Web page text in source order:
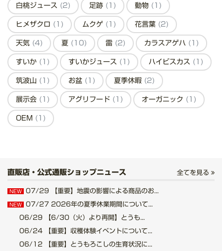
白桃ジュース (2) 足跡 (1) 動物 (1)
ヒメザクロ (1) ムクゲ (1) 花言葉 (2)
天気 (4) 夏 (10) 雷 (2) カラスアゲハ (1)
すいか (1) すいかジュース (1) ハイビスカス (1)
筑波山 (1) お盆 (1) 夏季休暇 (2)
展示会 (1) アグリフード (1) オーガニック (1)
OEM (1)
直販店・公式通販ショップニュース 全てを見る
NEW 07/29 【重要】地震の影響による商品のお...
NEW 07/27 2026年の夏季休業期間について...
06/29 【6/30（火）より再開】とうも...
06/24 【重要】収穫体験イベントについて...
06/12 【重要】とうもろこしの生育状況に...